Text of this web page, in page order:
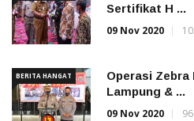
Sertifikat H ...
09 Nov 2020
BERITA HANGAT
Operasi Zebra
Lampung & ...
09 Nov 2020